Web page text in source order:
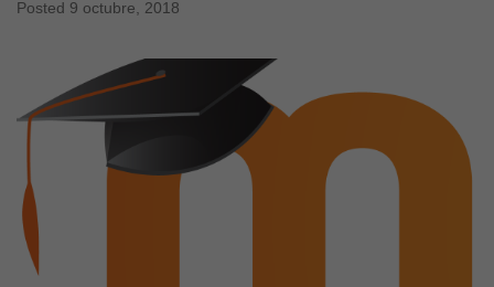
Posted 9 octubre, 2018